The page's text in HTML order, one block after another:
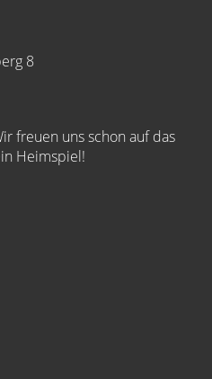
8
freuen uns schon auf das
Heimspiel!